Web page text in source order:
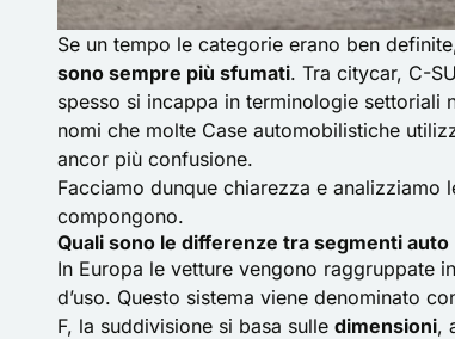
Se un tempo le categorie erano ben
sono sempre più sfumati. Tra citycar, C-
spesso si incappa in terminologie settoriali
nomi che molte Case automobilistiche
ancor più confusione.
Facciamo dunque chiarezza e analizziamo
compongono.
Quali sono le differenze tra segmenti auto
In Europa le vetture vengono raggruppate in
d’uso. Questo sistema viene denominato
F, la suddivisione si basa sulle dimensioni,